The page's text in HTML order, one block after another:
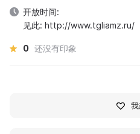
开放时间:
见此: http://www.tgliamz.ru/
0 还没有印象